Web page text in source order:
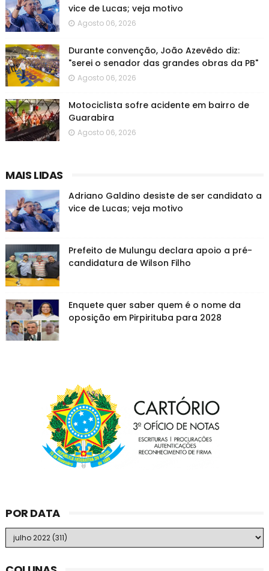
vice de Lucas; veja motivo
Agosto 06, 2026
Durante convenção, João Azevêdo diz:
"serei o senador das grandes obras da PB"
Agosto 06, 2026
Motociclista sofre acidente em bairro de
Guarabira
Agosto 06, 2026
MAIS LIDAS
Adriano Galdino desiste de ser candidato a
vice de Lucas; veja motivo
Prefeito de Mulungu declara apoio a pré-
candidatura de Wilson Filho
Enquete quer saber quem é o nome da
oposição em Pirpirituba para 2028
POR DATA